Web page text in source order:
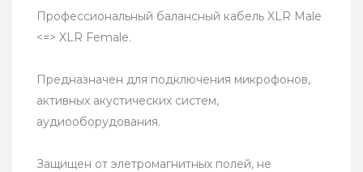
Профессиональный балансный кабель XLR Male
<=> XLR Female.
Предназначен для подключения микрофонов,
активных акустических систем,
аудиооборудования.
Защищен от элетромагнитных полей, не